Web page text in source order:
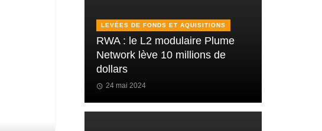
LEVÉES DE FONDS ET AQUISITIONS
RWA : le L2 modulaire Plume
Network lève 10 millions de
dollars
24 mai 2024